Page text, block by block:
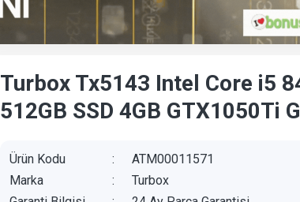
Turbox Tx5143 Intel Core i5
512GB SSD 4GB GTX1050Ti
Ürün Kodu :
ATM00011571
Marka
:
Turbox